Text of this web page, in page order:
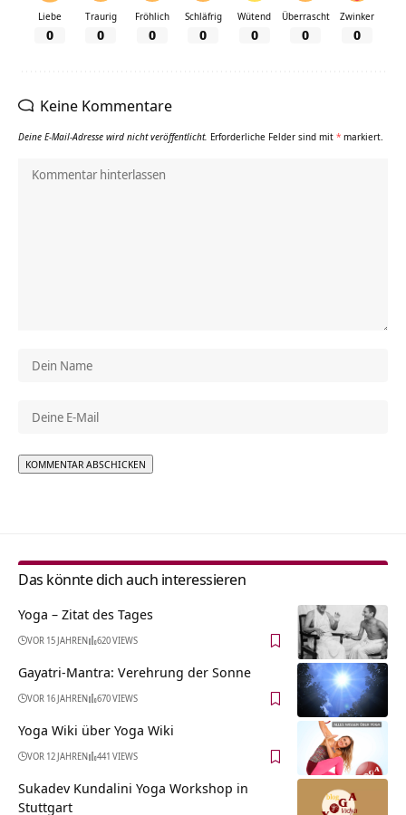
Liebe
0
Traurig
0
Fröhlich
0
Schläfrig
0
Wütend
0
Überrascht
0
Zwinker
0
Keine Kommentare
Deine E-Mail-Adresse wird nicht veröffentlicht. Erforderliche Felder sind mit * markiert.
Das könnte dich auch interessieren
Yoga – Zitat des Tages
VOR 15 JAHREN 620 VIEWS
Gayatri-Mantra: Verehrung der Sonne
VOR 16 JAHREN 670 VIEWS
Yoga Wiki über Yoga Wiki
VOR 12 JAHREN 441 VIEWS
Sukadev Kundalini Yoga Workshop in
Stuttgart